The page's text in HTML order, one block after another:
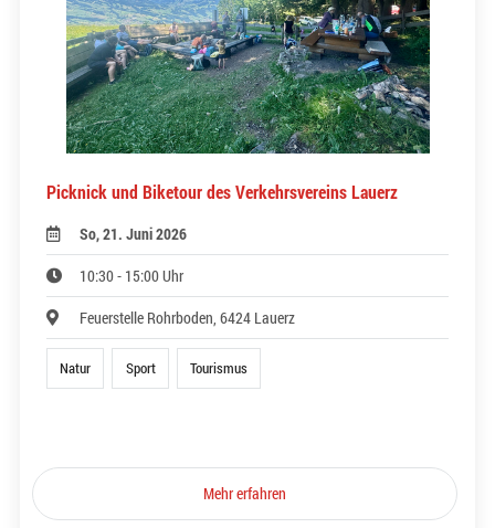
Picknick und Biketour des Verkehrsvereins Lauerz
So, 21. Juni 2026
10:30 - 15:00 Uhr
Feuerstelle Rohrboden, 6424 Lauerz
Natur Sport Tourismus
Mehr erfahren